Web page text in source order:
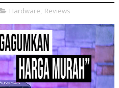
Hardware, Reviews